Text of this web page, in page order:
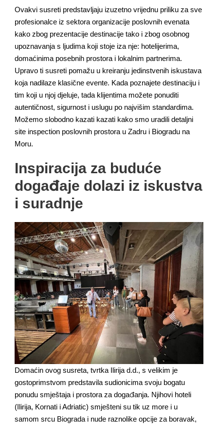
Ovakvi susreti predstavljaju izuzetno vrijednu priliku za sve
profesionalce iz sektora organizacije poslovnih evenata
kako zbog prezentacije destinacije tako i zbog osobnog
upoznavanja s ljudima koji stoje iza nje: hotelijerima,
domaćinima posebnih prostora i lokalnim partnerima.
Upravo ti susreti pomažu u kreiranju jedinstvenih iskustava
koja nadilaze klasične evente. Kada poznajete destinaciju i
tim koji u njoj djeluje, tada klijentima možete ponuditi
autentičnost, sigurnost i uslugu po najvišim standardima.
Možemo slobodno kazati kazati kako smo uradili detaljni
site inspection poslovnih prostora u Zadru i Biogradu na
Moru.
Inspiracija za buduće
događaje dolazi iz iskustva
i suradnje
Domaćin ovog susreta, tvrtka Ilirija d.d., s velikim je
gostoprimstvom predstavila sudionicima svoju bogatu
ponudu smještaja i prostora za događanja. Njihovi hoteli
(Ilirija, Kornati i Adriatic) smješteni su tik uz more i u
samom srcu Biograda i nude raznolike opcije za boravak,